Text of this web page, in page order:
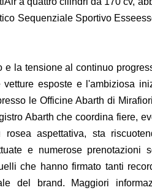
Sequenziale Sportivo
e la tensione al continuo
esposte e l'ambiziosa
le Officine Abarth di
Abarth che coordina fiere,
rosea aspettativa, sta
e numerose
che hanno firmato tanti
del brand. Maggiori